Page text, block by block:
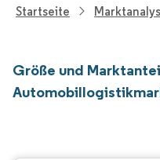
Startseite
Größe und